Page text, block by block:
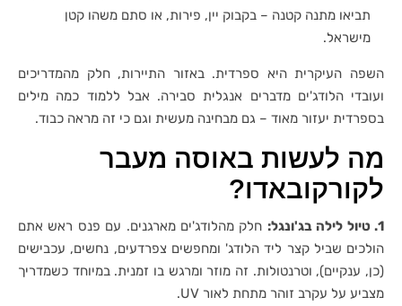
תביאו מתנה קטנה – בקבוק יין, פירות, או סתם משהו קטן
מישראל.
השפה העיקרית היא ספרדית. באזור התיירות, חלק מהמדריכים
ועובדי הלודג'ים מדברים אנגלית סבירה. אבל ללמוד כמה מילים
בספרדית יעזור מאוד – גם מבחינה מעשית וגם כי זה מראה כבוד.
מה לעשות באוסה מעבר
לקורקובאדו?
1. טיול לילה בג'ונגל:
חלק מהלודג'ים מארגנים. עם פנס ראש אתם
הולכים שביל קצר ליד הלודג' ומחפשים צפרדעים, נחשים, עכבישים
(כן, ענקיים), וטרנטולות. זה מוזר ומרגש בו זמנית. במיוחד כשמדריך
מצביע על עקרב זוהר מתחת לאור UV.